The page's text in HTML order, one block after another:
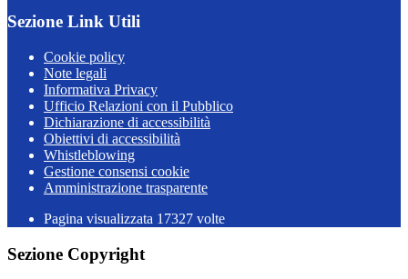
Sezione Link Utili
Cookie policy
Note legali
Informativa Privacy
Ufficio Relazioni con il Pubblico
Dichiarazione di accessibilità
Obiettivi di accessibilità
Whistleblowing
Gestione consensi cookie
Amministrazione trasparente
Pagina visualizzata 17327 volte
Sezione Copyright